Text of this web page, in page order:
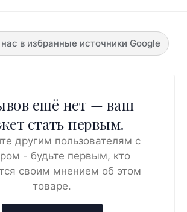
в избранные источники Google
ещё нет — ваш
стать первым.
другим пользователям с
- будьте первым, кто
своим мнением об этом
товаре.